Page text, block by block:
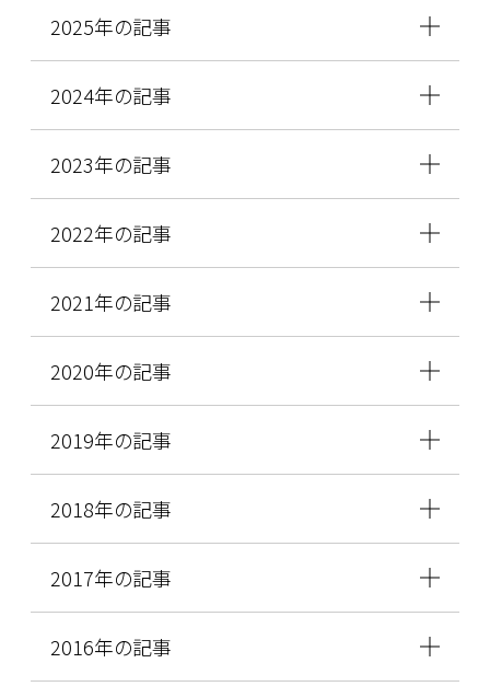
2025年の記事
2024年の記事
2023年の記事
2022年の記事
2021年の記事
2020年の記事
2019年の記事
2018年の記事
2017年の記事
2016年の記事